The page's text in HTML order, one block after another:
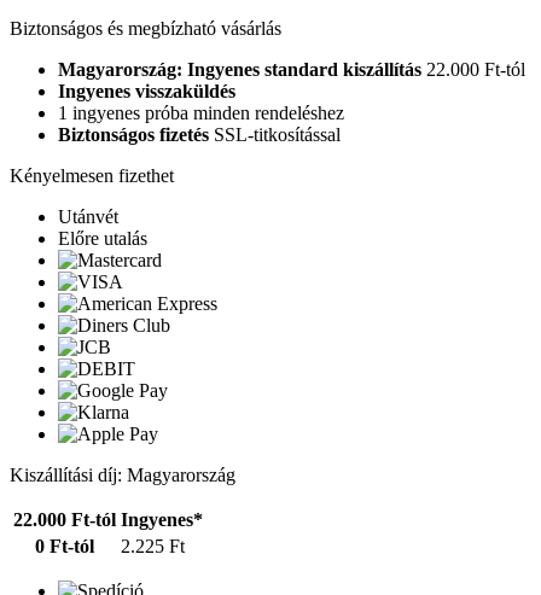
Biztonságos és megbízható vásárlás
Magyarország: Ingyenes standard kiszállítás 22.000 Ft-tól
Ingyenes visszaküldés
1 ingyenes próba minden rendeléshez
Biztonságos fizetés SSL-titkosítással
Kényelmesen fizethet
Utánvét
Előre utalás
Kiszállítási díj: Magyarország
22.000 Ft-tól Ingyenes*
0 Ft-tól
2.225 Ft